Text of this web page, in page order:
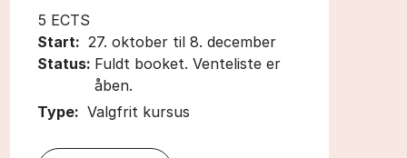
5 ECTS
Start: 27. oktober til 8. december
Status: Fuldt booket. Venteliste er
åben.
Type: Valgfrit kursus